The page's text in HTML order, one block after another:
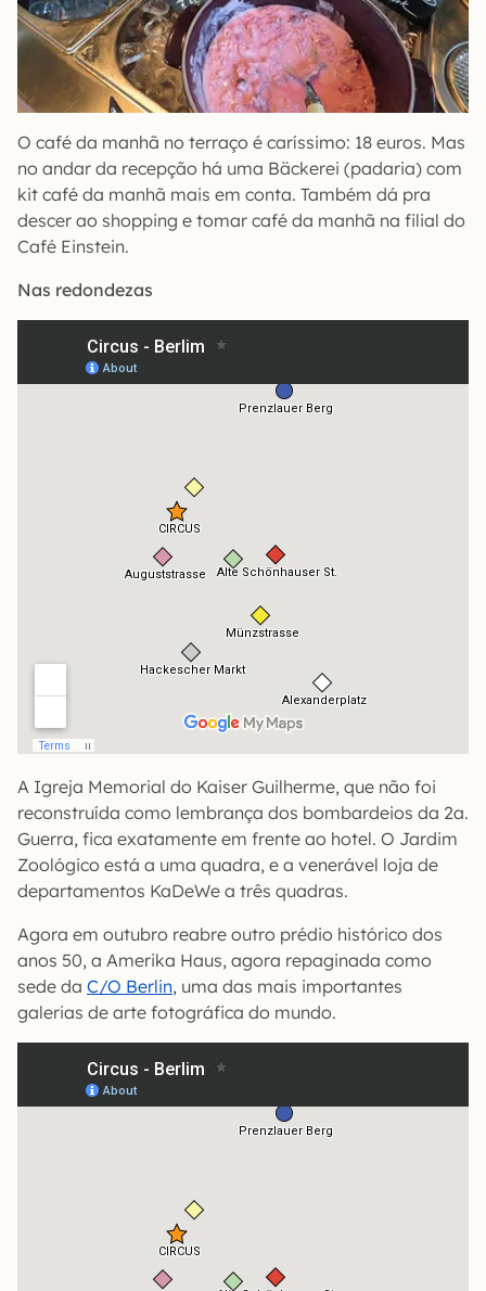
O café da manhã no terraço é caríssimo: 18 euros. Mas
no andar da recepção há uma Bäckerei (padaria) com
kit café da manhã mais em conta. Também dá pra
descer ao shopping e tomar café da manhã na filial do
Café Einstein.
Nas redondezas
A Igreja Memorial do Kaiser Guilherme, que não foi
reconstruída como lembrança dos bombardeios da 2a.
Guerra, fica exatamente em frente ao hotel. O Jardim
Zoológico está a uma quadra, e a venerável loja de
departamentos KaDeWe a três quadras.
Agora em outubro reabre outro prédio histórico dos
anos 50, a Amerika Haus, agora repaginada como
sede da C/O Berlin, uma das mais importantes
galerias de arte fotográfica do mundo.